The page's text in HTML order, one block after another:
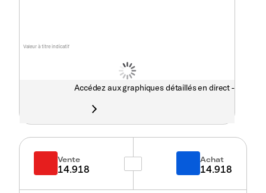
Valeur à titre indicatif
Accédez aux graphiques détaillés en direct -
Vente
14.918
Achat
14.918